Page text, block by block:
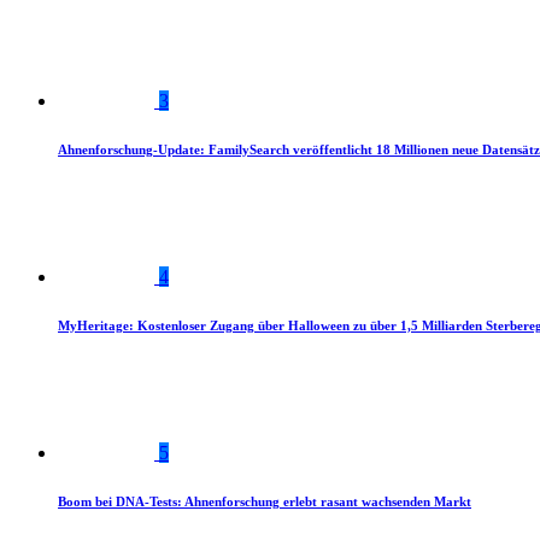
3
Ahnenforschung-Update: FamilySearch veröffentlicht 18 Millionen neue
4
MyHeritage: Kostenloser Zugang über Halloween zu über 1,5 Milliarden
5
Boom bei DNA-Tests: Ahnenforschung erlebt rasant wachsenden Markt